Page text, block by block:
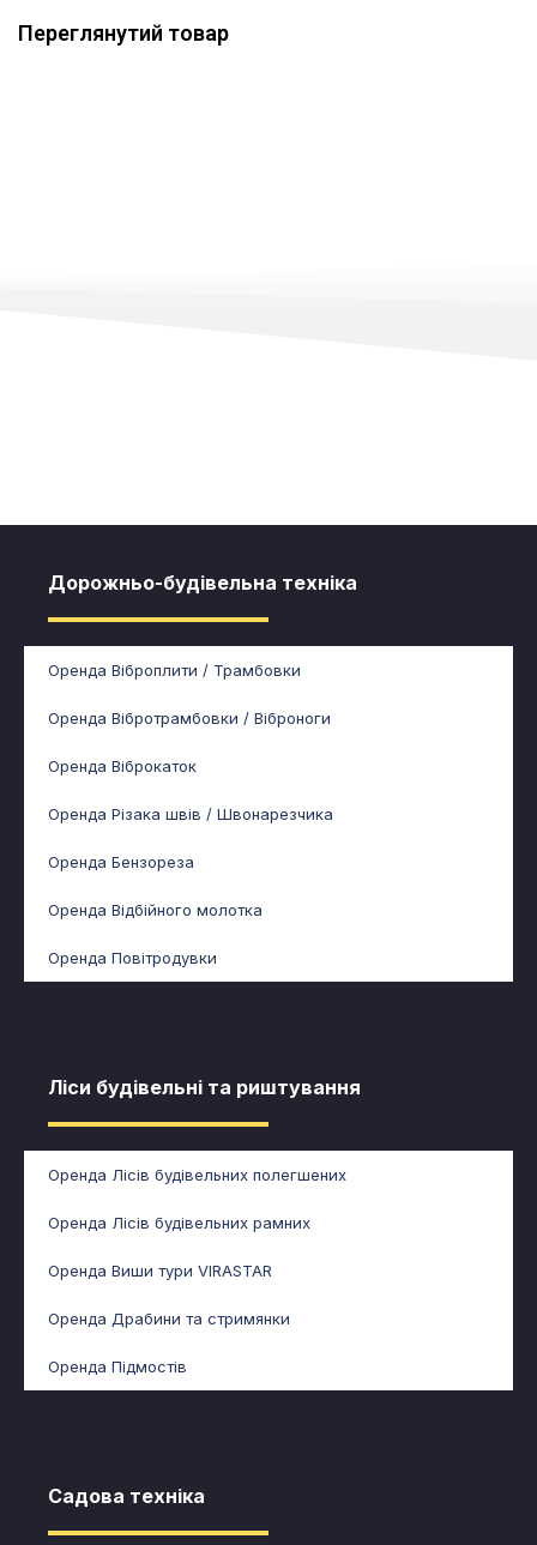
Переглянутий товар
Дорожньо-будівельна техніка
Оренда Віброплити / Трамбовки
Оренда Вібротрамбовки / Віброноги
Оренда Віброкаток
Оренда Різака швів / Швонарезчика
Оренда Бензореза
Оренда Відбійного молотка
Оренда Повітродувки
Ліси будівельні та риштування​​
Оренда Лісів будівельних полегшених
Оренда Лісів будівельних рамних
Оренда Виши тури VIRASTAR
Оренда Драбини та стримянки
Оренда Підмостів
Садова техніка​